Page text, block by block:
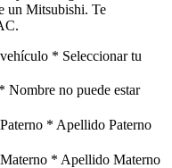
un Mitsubishi. Te
* Seleccionar tu
* Nombre no puede estar
* Apellido Paterno
* Apellido Materno